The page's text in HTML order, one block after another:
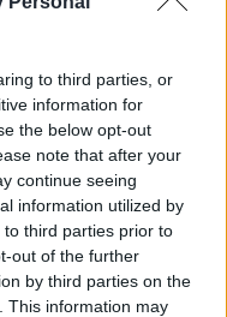
to third parties, or
information for
the below opt-out
note that after your
continue seeing
information utilized by
third parties prior to
out of the further
by third parties on the
This information may
H «Βαβέλ»
μέσων της
δυστύχημα
συντονισμός
μοντέλο